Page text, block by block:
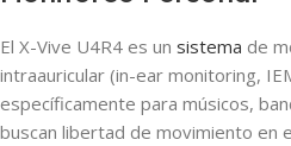
El X-Vive U4R4 es un sistema de
intraauricular (in-ear monitoring,
específicamente para músicos,
buscan libertad de movimiento en